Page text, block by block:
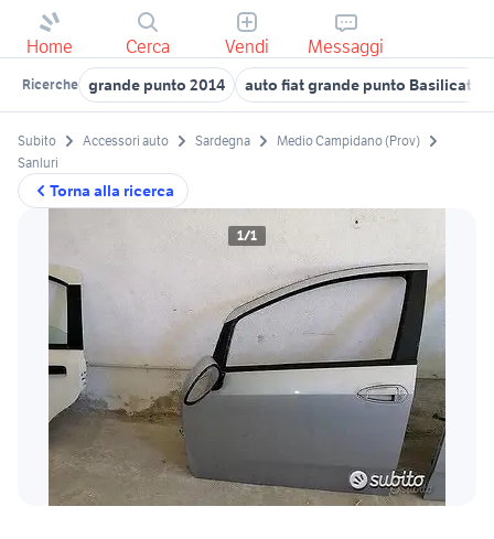
Home Cerca Vendi Messaggi
Ricerche grande punto 2014 auto fiat grande punto Basilicata
Torna alla ricerca
Subito Accessori auto Sardegna
Medio Campidano (Prov)
Sanluri
1/1